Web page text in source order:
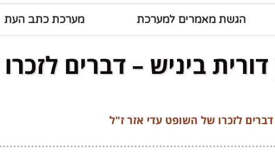
הגשת מאמרים למערכת מערכת כתב העת
ביניש – דברים
לזכרו של השופט עדי אזר ז"ל